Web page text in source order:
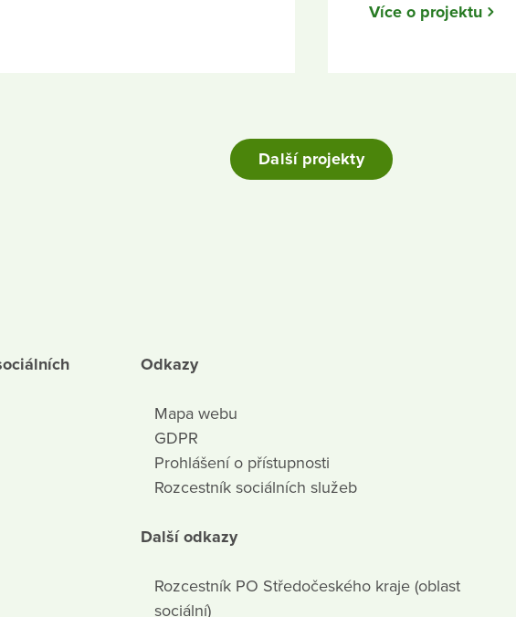
Více o projektu
Další projekty
Odkazy
Mapa webu
GDPR
Prohlášení o přístupnosti
Rozcestník sociálních služeb
Další odkazy
Rozcestník PO Středočeského kraje (oblast
sociální)